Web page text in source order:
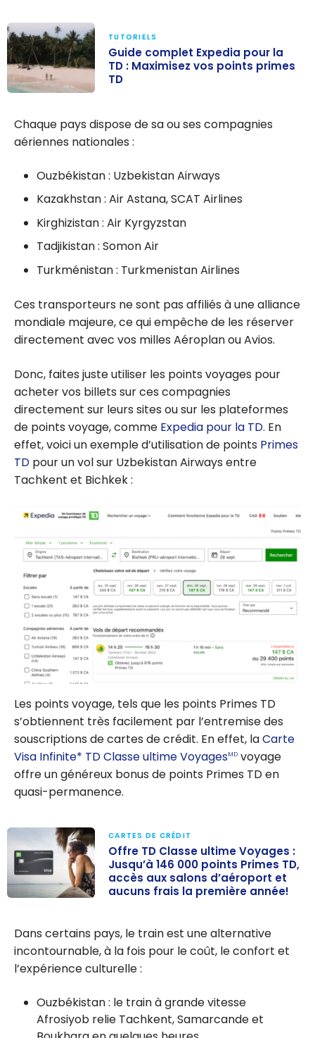
Expedia pour la
TD : Maximisez
primes TD
TUTORIELS
Guide complet Expedia pour la
TD : Maximisez vos points primes
TD
Chaque pays dispose de sa ou ses compagnies
aériennes nationales :
Ouzbékistan : Uzbekistan Airways
Kazakhstan : Air Astana, SCAT Airlines
Kirghizistan : Air Kyrgyzstan
Tadjikistan : Somon Air
Turkménistan : Turkmenistan Airlines
Ces transporteurs ne sont pas affiliés à une alliance
mondiale majeure, ce qui empêche de les réserver
directement avec vos milles Aéroplan ou Avios.
Donc, faites juste utiliser les points voyages pour
acheter vos billets sur ces compagnies
directement sur leurs sites ou sur les plateformes
de points voyage, comme Expedia pour la TD. En
effet, voici un exemple d’utilisation de points Primes
TD pour un vol sur Uzbekistan Airways entre
Tachkent et Bichkek :
Les points voyage, tels que les points Primes TD
s’obtiennent très facilement par l’entremise des
souscriptions de cartes de crédit. En effet, laCarte
Visa Infinite* TD Classe ultime VoyagesMD voyage
offre un généreux bonus de points Primes TD en
quasi-permanence.
Voyages :
Jusqu’à 146 000
points Primes
TD, accès aux
salons
d’aéroport et
CARTES DE CRÉDIT
Offre TD Classe ultime Voyages :
Jusqu’à 146 000 points Primes TD,
accès aux salons d’aéroport et
aucuns frais la première année!
Dans certains pays, le train est une alternative
incontournable, à la fois pour le coût, le confort et
l’expérience culturelle :
Ouzbékistan : le train à grande vitesse
Afrosiyob relie Tachkent, Samarcande et